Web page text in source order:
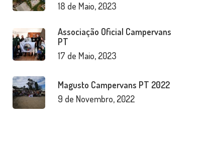
18 de Maio, 2023
Associação Oficial Campervans
PT
17 de Maio, 2023
Magusto Campervans PT 2022
9 de Novembro, 2022